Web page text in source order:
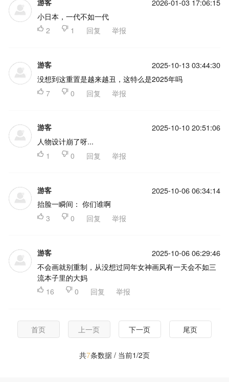
2026-01-03 17:06:15
小日本，一代不如一代
 2  1 回复 举报
游客 2025-10-13 03:44:30
没想到这重置是越来越丑，这特么是2025年吗
 7  0 回复 举报
游客 2025-10-10 20:51:06
人物设计崩了呀...
 1  0 回复 举报
游客 2025-10-06 06:34:14
抬脸一瞬间： 你们谁啊
 3  0 回复 举报
游客 2025-10-06 06:29:46
不会画就别重制，从没想过同年女神画风有一天会不如三
流本子里的大妈
 16  0 回复 举报
首页 上一页 下一页 尾页
共7条数据 / 当前1/2页